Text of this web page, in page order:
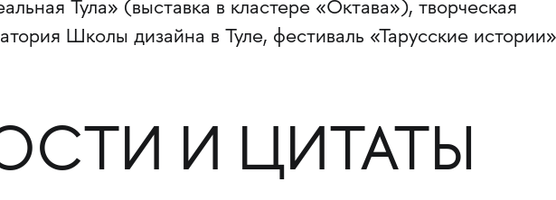
Тула» (выставка в кластере «Октава»), творческая
Школы дизайна в Туле, фестиваль «Тарусские
И ЦИТАТЫ